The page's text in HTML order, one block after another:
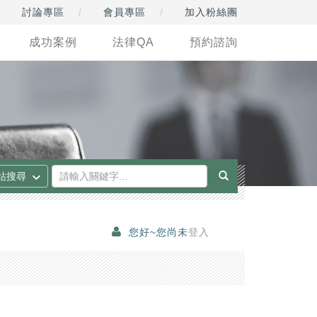
討論專區 會員專區 加入粉絲團
成功案例 法律QA 預約諮詢
您好~您尚未登入